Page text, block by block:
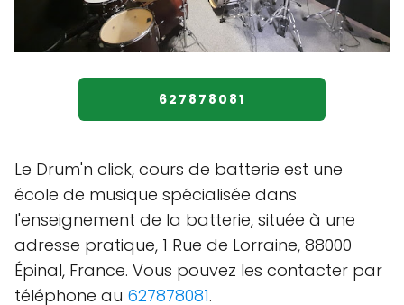
627878081
Le Drum'n click, cours de batterie est une
école de musique spécialisée dans
l'enseignement de la batterie, située à une
adresse pratique, 1 Rue de Lorraine, 88000
Épinal, France. Vous pouvez les contacter par
téléphone au 627878081.